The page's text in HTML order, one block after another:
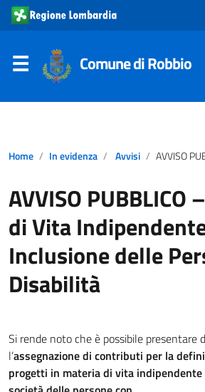
Comune di Robbio
Home In evidenza Avvisi AVVISO PUBBLICO – Progetti di
AVVISO PUBBLICO
di Vita
Inclusione delle
Disabilità
Si rende noto che è possibile presentare
l’assegnazione di contributi per la
progetti in materia di vita